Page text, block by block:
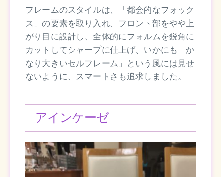
フレームのスタイルは、「都会的なフォック
ス」の要素を取り入れ、フロント部をやや上
がり目に設計し、全体的にフォルムを鋭角に
カットしてシャープに仕上げ、いかにも「か
なり大きいセルフレーム」という風には見せ
ないように、スマートさも追求しました。
アインケーゼ